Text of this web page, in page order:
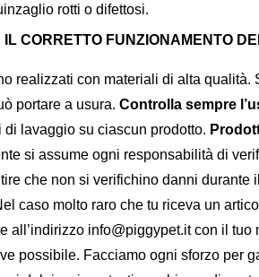
rotti o difettosi.
CORRETTO FUNZIONAMENTO
realizzati con materiali di alta
portare a usura. Controlla sempre
lavaggio su ciascun prodotto.
si assume ogni responsabilità di
che non si verifichino danni durante
caso molto raro che tu riceva un
all’indirizzo info@piggypet.it con il
possibile. Facciamo ogni sforzo per